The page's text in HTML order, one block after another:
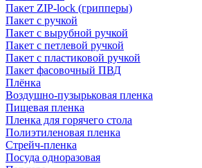
Пакет ZIP-lock (грипперы)
Пакет с ручкой
Пакет с вырубной ручкой
Пакет с петлевой ручкой
Пакет с пластиковой ручкой
Пакет фасовочный ПВД
Плёнка
Воздушно-пузырьковая пленка
Пищевая пленка
Пленка для горячего стола
Полиэтиленовая пленка
Стрейч-пленка
Посуда одноразовая